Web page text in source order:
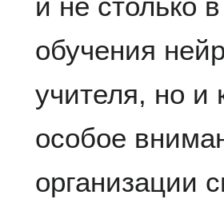
обучения
учителя, но и
особое
организации